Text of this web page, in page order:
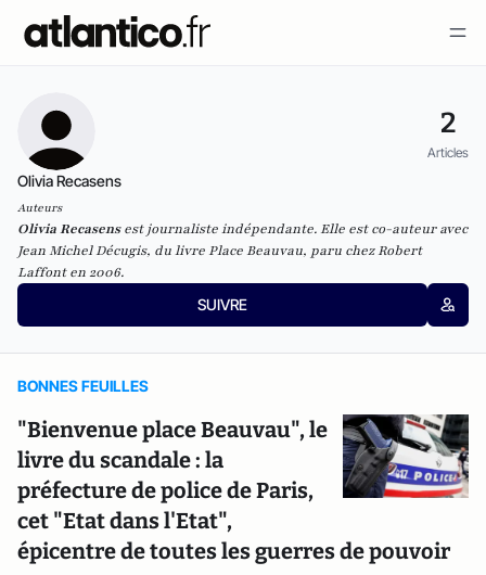
2
Articles
Olivia Recasens
Auteurs
Olivia Recasensest journaliste indépendante. Elle est co-auteur avec
Jean Michel Décugis, du livrePlace Beauvau, paru chez Robert
Laffont en 2006.
SUIVRE
BONNES FEUILLES
"Bienvenue place Beauvau", le
livre du scandale : la
préfecture de police de Paris,
cet "Etat dans l'Etat",
épicentre de toutes les guerres de pouvoir